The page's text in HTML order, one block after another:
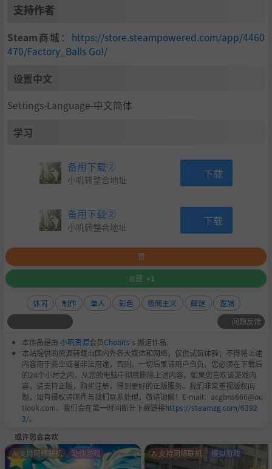
支持作者
Steam商城 ： https://store.steampowered.com/app/4460
470/Factory_Balls Go!/
设置中文
Settings-Language-中文简体
学习
备用下载②
小叽转整合地址 下载
备用下载②
小叽转整合地址 下载
赞
收藏 +1
休闲 制作 单人 彩色 极简主义 解谜
逻辑
问题反馈
本作品是由 小叽资源会员Chobits's 搬运作品.
本站提供的资源转载自国内外各大媒体和网络，仅供试玩体验；不得将上述
内容用于商业或者非法用途，否则，一切后果请用户自负。您必须在下载后
的24个小时之内，从您的电脑中彻底删除上述内容。如果您喜欢该游戏内
容，请支持正版，购买注册，得到更好的正版服务。我们非常重视版权问
题，如有侵权请邮件与我们联系处理。敬请谅解！E-mail：acgbns666@ou
tlook.com，我们会在第一时间断开下载链接https://steamzg.com/6392
3/。
或许您会喜欢
A-支持网络联机 动作游戏 A-支持网络联机 模拟游戏